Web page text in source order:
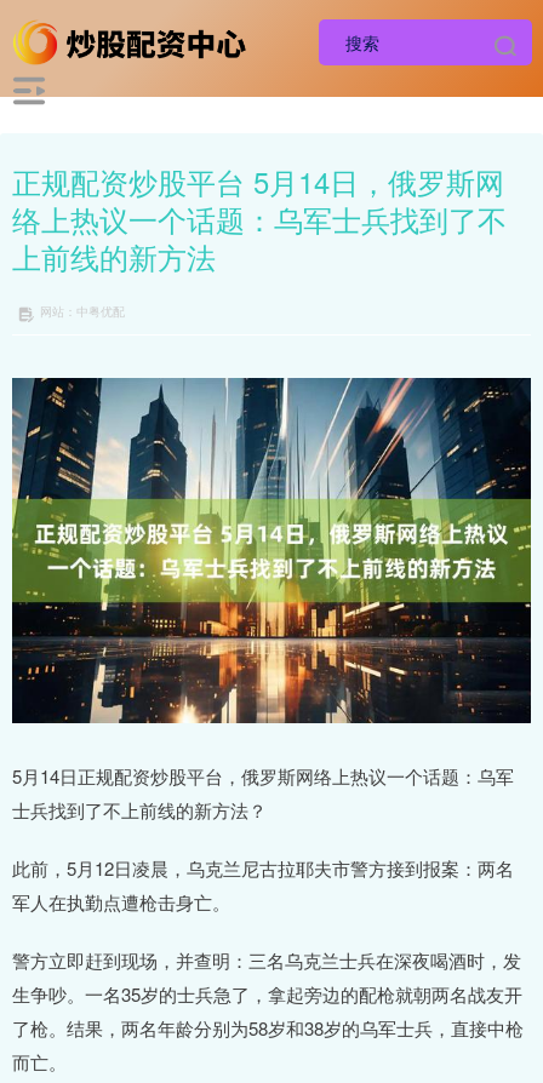
正规配资炒股平台 5月14日，俄罗斯网
络上热议一个话题：乌军士兵找到了不
上前线的新方法
网站：中粤优配
5月14日正规配资炒股平台，俄罗斯网络上热议一个话题：乌军
士兵找到了不上前线的新方法？
此前，5月12日凌晨，乌克兰尼古拉耶夫市警方接到报案：两名
军人在执勤点遭枪击身亡。
警方立即赶到现场，并查明：三名乌克兰士兵在深夜喝酒时，发
生争吵。一名35岁的士兵急了，拿起旁边的配枪就朝两名战友开
了枪。结果，两名年龄分别为58岁和38岁的乌军士兵，直接中枪
而亡。